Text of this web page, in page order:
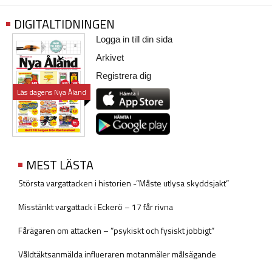
DIGITALTIDNINGEN
Läs dagens Nya Åland
Logga in till din sida
Arkivet
Registrera dig
MEST LÄSTA
Största vargattacken i historien -”Måste utlysa skyddsjakt”
Misstänkt vargattack i Eckerö – 17 får rivna
Fårägaren om attacken – ”psykiskt och fysiskt jobbigt”
Våldtäktsanmälda influeraren motanmäler målsägande